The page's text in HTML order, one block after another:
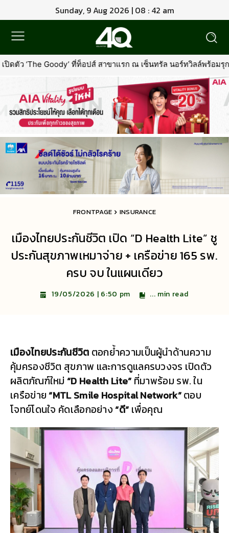
Sunday, 9 Aug 2026 | 08 : 42 am
แรก ณ เซ็นทรัล นอร์ทวิลล์พร้อมรุกตลาด Premium Pet Food &
FRONTPAGE INSURANCE
เมืองไทยประกันชีวิต เปิด “D Health Lite” ชู
ประกันสุขภาพเหมาจ่าย + เครือข่าย 165 รพ.
ครบ จบ ในแผนเดียว
19/05/2026 | 6:50 pm ... min read
เมืองไทยประกันชีวิต ตอกย้ำความเป็นผู้นำด้านความ
คุ้มครองชีวิต สุขภาพ และการดูแลครบวงจร เปิดตัว
ผลิตภัณฑ์ใหม่ “D Health Lite” ที่มาพร้อม รพ. ใน
เครือข่าย“MTL Smile Hospital Network”ตอบ
โจทย์โดนใจ คัดเลือกอย่าง“ดี” เพื่อคุณ